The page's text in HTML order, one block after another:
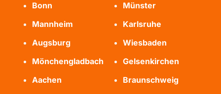
Bonn
Münster
Mannheim
Karlsruhe
Augsburg
Wiesbaden
Mönchengladbach
Gelsenkirchen
Aachen
Braunschweig